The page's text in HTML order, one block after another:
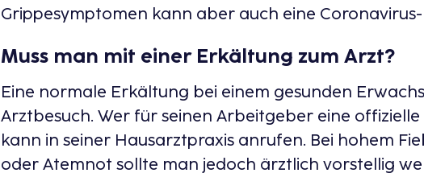
Grippesymptomen kann aber auch eine
Muss man mit einer Erkältung zum Arzt?
Eine normale Erkältung bei einem gesunden
Arztbesuch. Wer für seinen Arbeitgeber eine
kann in seiner Hausarztpraxis anrufen. Bei hohem
oder Atemnot sollte man jedoch ärztlich vorstellig